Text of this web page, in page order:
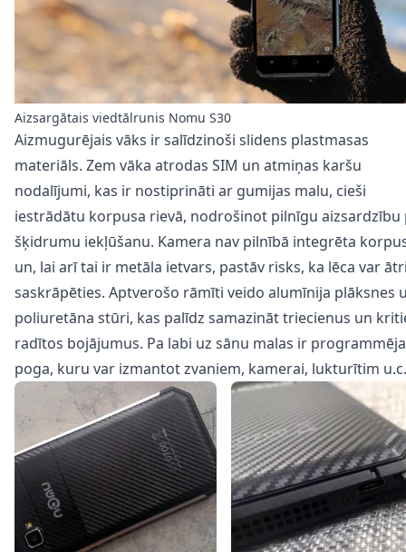
Aizsargātais viedtālrunis Nomu S30
Aizmugurējais vāks ir salīdzinoši slidens plastmasas
materiāls. Zem vāka atrodas SIM un atmiņas karšu
nodalījumi, kas ir nostiprināti ar gumijas malu, cieši
iestrādātu korpusa rievā, nodrošinot pilnīgu aizsardzību
šķidrumu iekļūšanu. Kamera nav pilnībā integrēta
un, lai arī tai ir metāla ietvars, pastāv risks, ka lēca var
saskrāpēties. Aptverošo rāmīti veido alumīnija plāksnes
poliuretāna stūri, kas palīdz samazināt triecienus un
radītos bojājumus. Pa labi uz sānu malas ir
poga, kuru var izmantot zvaniem, kamerai, lukturītim u.c.